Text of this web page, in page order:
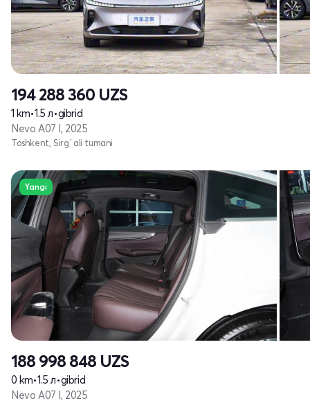
194 288 360 UZS
1 km•1.5 л•gibrid
Nevo A07 I, 2025
Toshkent, Sirg`ali tumani
Yangi
188 998 848 UZS
0 km•1.5 л•gibrid
Nevo A07 I, 2025